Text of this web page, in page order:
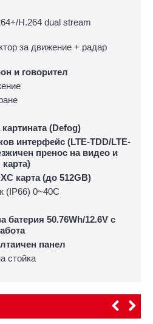
H.264 dual stream
за движение + радар
и говорител
(Defog)
интерфейс (LTE-TDD/LTE-
пренос на видео и
карта (до 512GB)
(IP66) 0~40C
батерия 50.76Wh/12.6V с
панел
стойка